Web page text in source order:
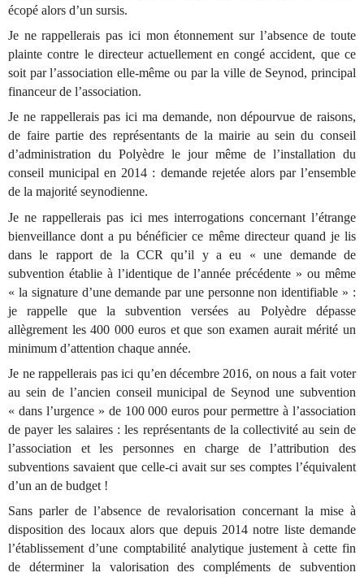
écopé alors d’un sursis.
Je ne rappellerais pas ici mon étonnement sur l’absence de toute
plainte contre le directeur actuellement en congé accident, que ce
soit par l’association elle-même ou par la ville de Seynod, principal
financeur de l’association.
Je ne rappellerais pas ici ma demande, non dépourvue de raisons,
de faire partie des représentants de la mairie au sein du conseil
d’administration du Polyèdre le jour même de l’installation du
conseil municipal en 2014 : demande rejetée alors par l’ensemble
de la majorité seynodienne.
Je ne rappellerais pas ici mes interrogations concernant l’étrange
bienveillance dont a pu bénéficier ce même directeur quand je lis
dans le rapport de la CCR qu’il y a eu « une demande de
subvention établie à l’identique de l’année précédente » ou même
« la signature d’une demande par une personne non identifiable » :
je rappelle que la subvention versées au Polyèdre dépasse
allègrement les 400 000 euros et que son examen aurait mérité un
minimum d’attention chaque année.
Je ne rappellerais pas ici qu’en décembre 2016, on nous a fait voter
au sein de l’ancien conseil municipal de Seynod une subvention
« dans l’urgence » de 100 000 euros pour permettre à l’association
de payer les salaires : les représentants de la collectivité au sein de
l’association et les personnes en charge de l’attribution des
subventions savaient que celle-ci avait sur ses comptes l’équivalent
d’un an de budget !
Sans parler de l’absence de revalorisation concernant la mise à
disposition des locaux alors que depuis 2014 notre liste demande
l’établissement d’une comptabilité analytique justement à cette fin
de déterminer la valorisation des compléments de subvention